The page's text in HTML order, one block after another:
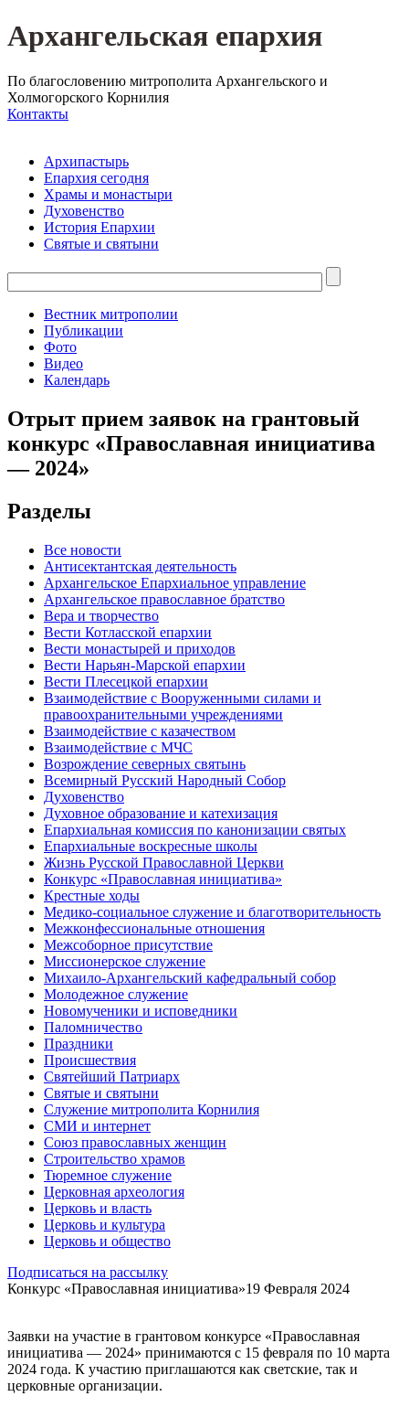
Архангельская епархия
По благословению митрополита Архангельского и
Холмогорского Корнилия
Контакты
Архипастырь
Епархия сегодня
Храмы и монастыри
Духовенство
История Епархии
Святые и святыни
Вестник митрополии
Публикации
Фото
Видео
Календарь
Отрыт прием заявок на грантовый
конкурс «Православная инициатива
— 2024»
Разделы
Все новости
Антисектантская деятельность
Архангельское Епархиальное управление
Архангельское православное братство
Вера и творчество
Вести Котласской епархии
Вести монастырей и приходов
Вести Нарьян-Марской епархии
Вести Плесецкой епархии
Взаимодействие с Вооруженными силами и
правоохранительными учреждениями
Взаимодействие с казачеством
Взаимодействие с МЧС
Возрождение северных святынь
Всемирный Русский Народный Собор
Духовенство
Духовное образование и катехизация
Епархиальная комиссия по канонизации святых
Епархиальные воскресные школы
Жизнь Русской Православной Церкви
Конкурс «Православная инициатива»
Крестные ходы
Медико-социальное служение и благотворительность
Межконфессиональные отношения
Межсоборное присутствие
Миссионерское служение
Михаило-Архангельский кафедральный собор
Молодежное служение
Новомученики и исповедники
Паломничество
Праздники
Происшествия
Святейший Патриарх
Святые и святыни
Служение митрополита Корнилия
СМИ и интернет
Союз православных женщин
Строительство храмов
Тюремное служение
Церковная археология
Церковь и власть
Церковь и культура
Церковь и общество
Подписаться на рассылку
Конкурс «Православная инициатива»19 Февраля 2024
Заявки на участие в грантовом конкурсе «Православная
инициатива — 2024» принимаются с 15 февраля по 10 марта
2024 года. К участию приглашаются как светские, так и
церковные организации.